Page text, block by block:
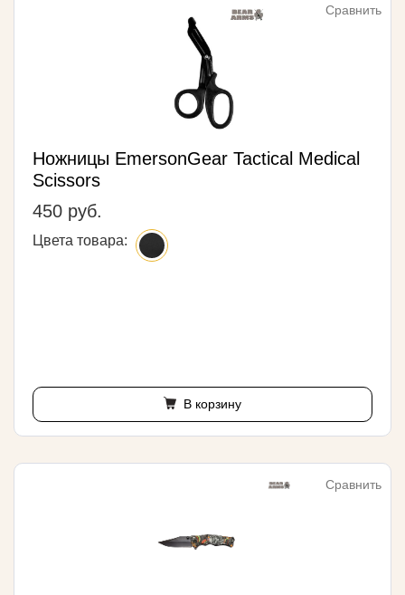
Сравнить
Ножницы EmersonGear Tactical Medical
Scissors
450 руб.
Цвета товара:
В корзину
Сравнить